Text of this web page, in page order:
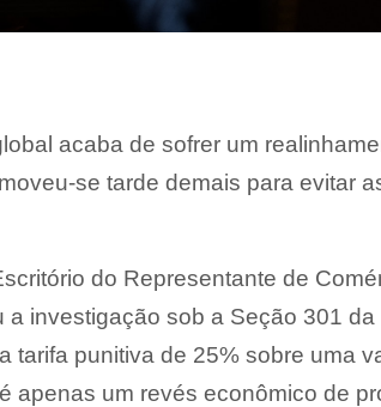
acaba de sofrer um
se tarde demais para evitar
do Representante de
a investigação sob a Seção 301
tarifa punitiva de 25% sobre uma
apenas um revés econômico de